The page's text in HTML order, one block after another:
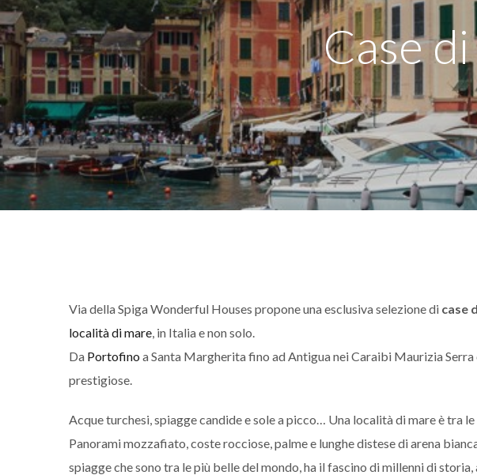
Case
Via della Spiga Wonderful Houses propone una esclusiva selezione di case
località di mare, in Italia e non solo.
Da Portofino a Santa Margherita fino ad Antigua nei Caraibi Maurizia
prestigiose.
Acque turchesi, spiagge candide e sole a picco… Una località di mare è tra
Panorami mozzafiato, coste rocciose, palme e lunghe distese di arena
spiagge che sono tra le più belle del mondo, ha il fascino di millenni di